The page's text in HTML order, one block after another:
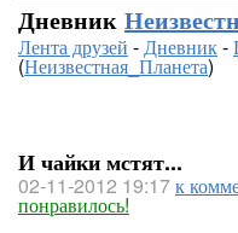
Дневник
Лента друзей -Дневник-
(Неизвестная_Планета)
И чайки мстят...
02-11-2012 19:17к
понравилось!